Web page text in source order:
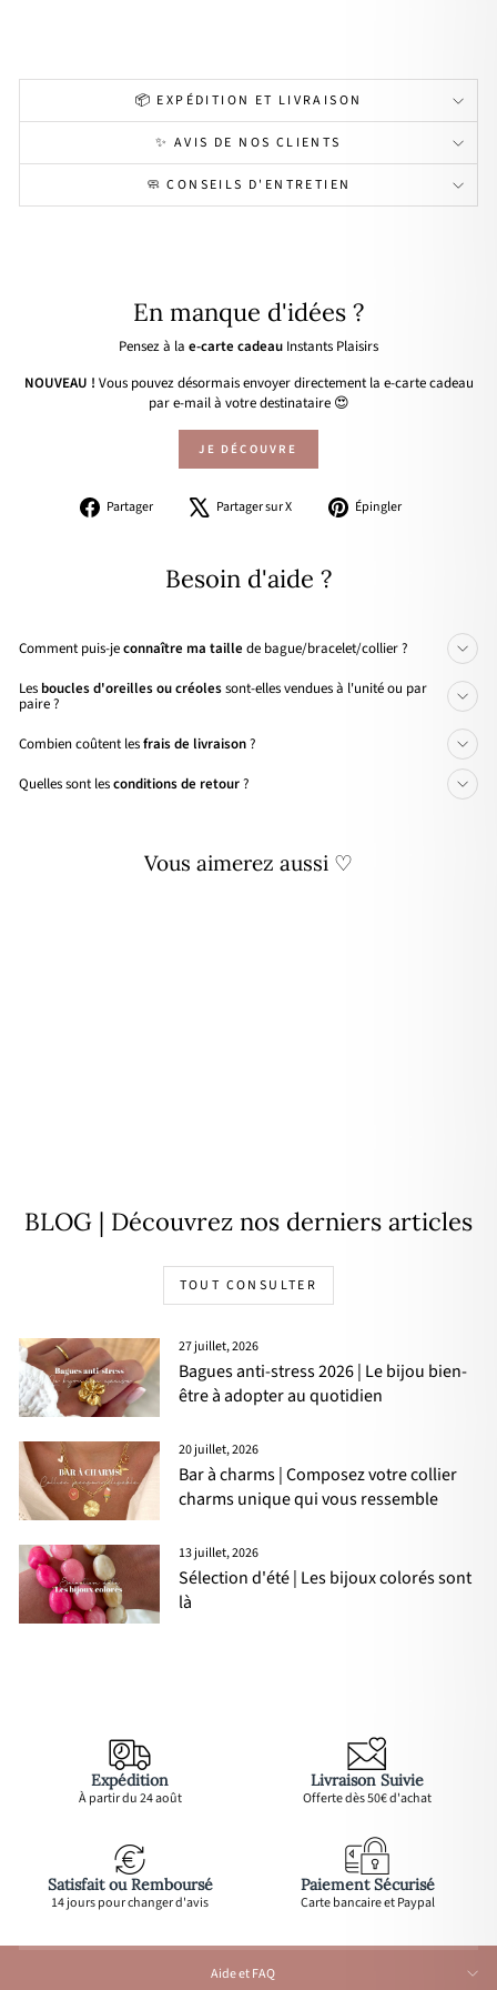
📦 EXPÉDITION ET LIVRAISON
✨ AVIS DE NOS CLIENTS
🧼 CONSEILS D'ENTRETIEN
En manque d'idées ?
Pensez à la e-carte cadeau Instants Plaisirs
NOUVEAU ! Vous pouvez désormais envoyer directement la e-carte cadeau
par e-mail à votre destinataire 😍
JE DÉCOUVRE
Partager
PartagerPartager sur X
Tweeter Épingler
Besoin d'aide ?
Comment puis-jeconnaître ma taille de bague/bracelet/collier ?
Les boucles d'oreilles ou créolessont-elles vendues à l'unité ou par
paire ?
Combien coûtent lesfrais de livraison?
Quelles sont lesconditions de retour?
Vous aimerez aussi ♡
BLOG | Découvrez nos derniers articles
TOUT CONSULTER
27 juillet, 2026
Bagues anti-stress 2026 | Le bijou bien-
être à adopter au quotidien
20 juillet, 2026
Bar à charms | Composez votre collier
charms unique qui vous ressemble
13 juillet, 2026
Sélection d'été | Les bijoux colorés sont
là
Expédition
À partir du 24 août
Livraison Suivie
Offerte dès 50€ d'achat
Satisfait ou Remboursé
14 jours pour changer d'avis
Paiement Sécurisé
Carte bancaire et Paypal
Aide et FAQ